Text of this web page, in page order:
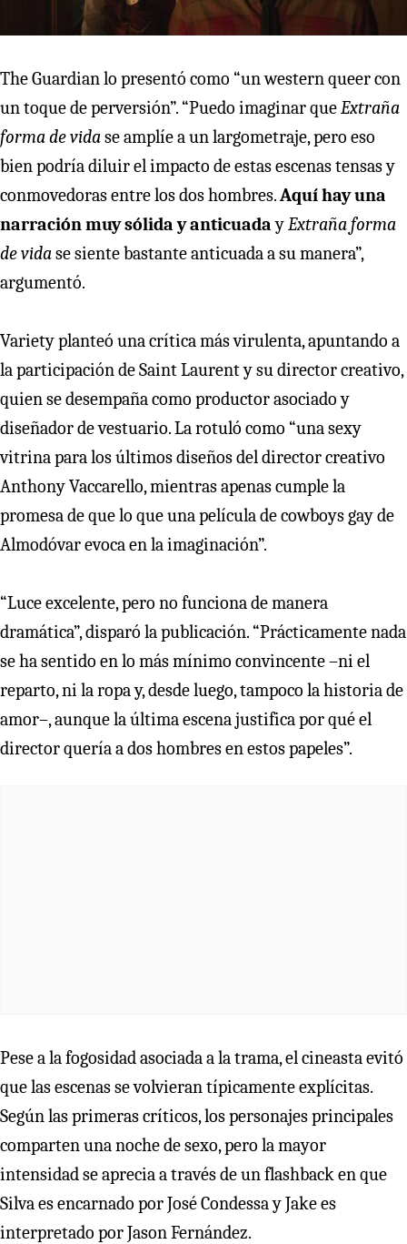
The Guardian lo presentó como “un western queer con
un toque de perversión”. “Puedo imaginar queExtraña
forma de vidase amplíe a un largometraje, pero eso
bien podría diluir el impacto de estas escenas tensas y
conmovedoras entre los dos hombres.Aquí hay una
narración muy sólida y anticuadayExtraña forma
de vidase siente bastante anticuada a su manera”,
argumentó.
Variety planteó una crítica más virulenta, apuntando a
la participación de Saint Laurent y su director creativo,
quien se desempaña como productor asociado y
diseñador de vestuario. La rotuló como “una sexy
vitrina para los últimos diseños del director creativo
Anthony Vaccarello, mientras apenas cumple la
promesa de que lo que una película de cowboys gay de
Almodóvar evoca en la imaginación”.
“Luce excelente, pero no funciona de manera
dramática”, disparó la publicación. “Prácticamente nada
se ha sentido en lo más mínimo convincente –ni el
reparto, ni la ropa y, desde luego, tampoco la historia de
amor–, aunque la última escena justifica por qué el
director quería a dos hombres en estos papeles”.
Pese a la fogosidad asociada a la trama, el cineasta evitó
que las escenas se volvieran típicamente explícitas.
Según las primeras críticos, los personajes principales
comparten una noche de sexo, pero la mayor
intensidad se aprecia a través de un flashback en que
Silva es encarnado por José Condessa y Jake es
interpretado por Jason Fernández.